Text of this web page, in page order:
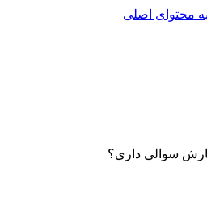
محتوای اصلی
سوالی داری؟